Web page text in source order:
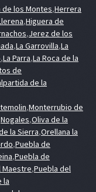
de los Montes,Herrera
,Higuera de
,Jerez de los
,La Garrovilla,La
,La Parra,La Roca de la
de
de la
,Monterrubio de
Nogales,Oliva de la
la Sierra,Orellana la
,Puebla de
,Puebla de
Maestre,Puebla del
la